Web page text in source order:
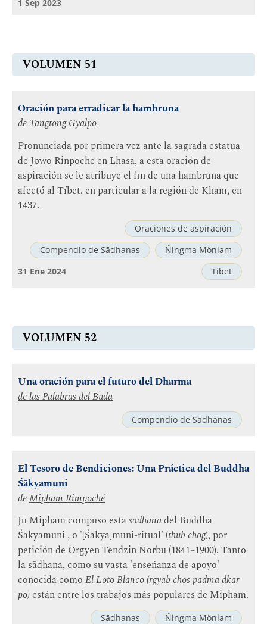
1 Sep 2023
VOLUMEN 51
Oración para erradicar la hambruna
deTangtong Gyalpo
Pronunciada por primera vez ante la sagrada estatua
de Jowo Rinpoche en Lhasa, a esta oración de
aspiración se le atribuye el fin de una hambruna que
afectó al Tíbet, en particular a la región de Kham, en
1437.
Oraciones de aspiración
Compendio de Sādhanas
Ñingma Mönlam
Tibet
31 Ene 2024
VOLUMEN 52
Una oración para el futuro del Dharma
de las Palabras del Buda
Compendio de Sādhanas
El Tesoro de Bendiciones: Una Práctica del Buddha
Śākyamuni
deMipham Rimpoché
Ju Mipham compuso estasādhanadel Buddha
Śākyamuni , o '[Śākya]muni-ritual' (thub chog), por
petición de Orgyen Tendzin Norbu (1841–1900). Tanto
la sādhana, como su vasta 'enseñanza de apoyo'
conocida como El Loto Blanco (rgyab chos padma dkar
po)están entre los trabajos más populares de Mipham.
Sādhanas Ñingma Mönlam